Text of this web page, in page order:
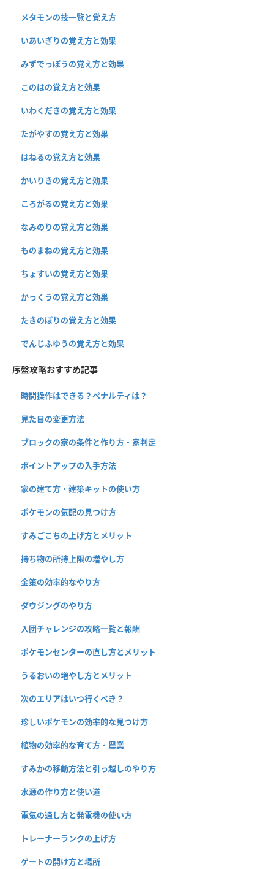
メタモンの技一覧と覚え方
いあいぎりの覚え方と効果
みずでっぽうの覚え方と効果
このはの覚え方と効果
いわくだきの覚え方と効果
たがやすの覚え方と効果
はねるの覚え方と効果
かいりきの覚え方と効果
ころがるの覚え方と効果
なみのりの覚え方と効果
ものまねの覚え方と効果
ちょすいの覚え方と効果
かっくうの覚え方と効果
たきのぼりの覚え方と効果
でんじふゆうの覚え方と効果
序盤攻略おすすめ記事
時間操作はできる？ペナルティは？
見た目の変更方法
ブロックの家の条件と作り方・家判定
ポイントアップの入手方法
家の建て方・建築キットの使い方
ポケモンの気配の見つけ方
すみごこちの上げ方とメリット
持ち物の所持上限の増やし方
金策の効率的なやり方
ダウジングのやり方
入団チャレンジの攻略一覧と報酬
ポケモンセンターの直し方とメリット
うるおいの増やし方とメリット
次のエリアはいつ行くべき？
珍しいポケモンの効率的な見つけ方
植物の効率的な育て方・農業
すみかの移動方法と引っ越しのやり方
水源の作り方と使い道
電気の通し方と発電機の使い方
トレーナーランクの上げ方
ゲートの開け方と場所